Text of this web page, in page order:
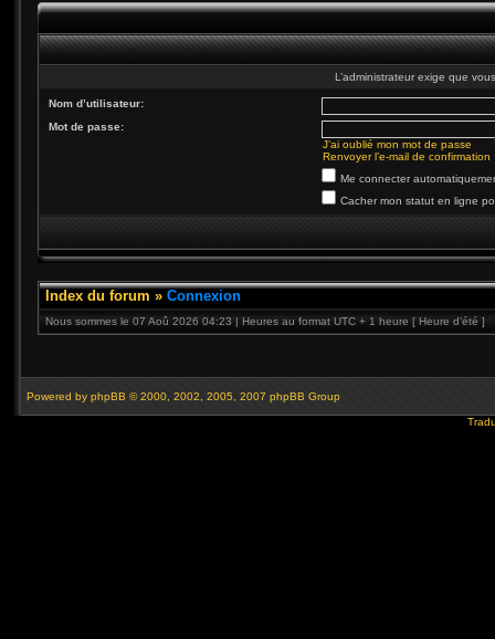
L’administrateur exige que
Nom d’utilisateur:
Mot de passe:
J’ai oublié mon mot de passe
Renvoyer l’e-mail de confirmation
Me connecter
Cacher mon statut en ligne
Index du forum » Connexion
Nous sommes le 07 Aoû 2026 04:23 | Heures au format UTC + 1 heure [ Heure d’été ]
Powered by phpBB © 2000, 2002, 2005, 2007 phpBB Group